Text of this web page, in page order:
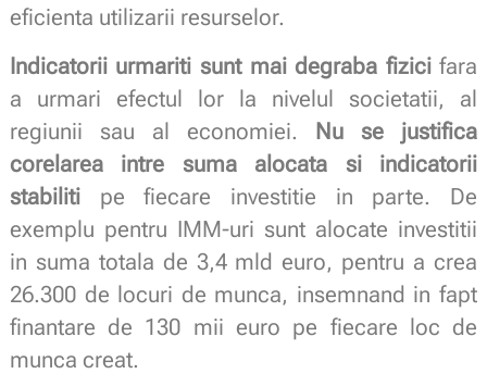
eficienta utilizarii resurselor.
Indicatorii urmariti sunt mai degraba fizicifara
a urmari efectul lor la nivelul societatii, al
regiunii sau al economiei. Nu se justifica
corelarea intre suma alocata si indicatorii
stabilitipe fiecare investitie in parte. De
exemplu pentru IMM-uri sunt alocate investitii
in suma totala de 3,4 mld euro, pentru a crea
26.300 de locuri de munca, insemnand in fapt
finantare de 130 mii euro pe fiecare loc de
munca creat.